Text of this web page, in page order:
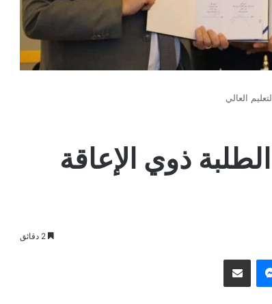
العالي
ذوي الإعاقة
ماسنجر مشاركة عبر البريد